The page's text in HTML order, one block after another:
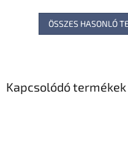
Kapcsolódó termékek
ÖSSZES HASONLÓ